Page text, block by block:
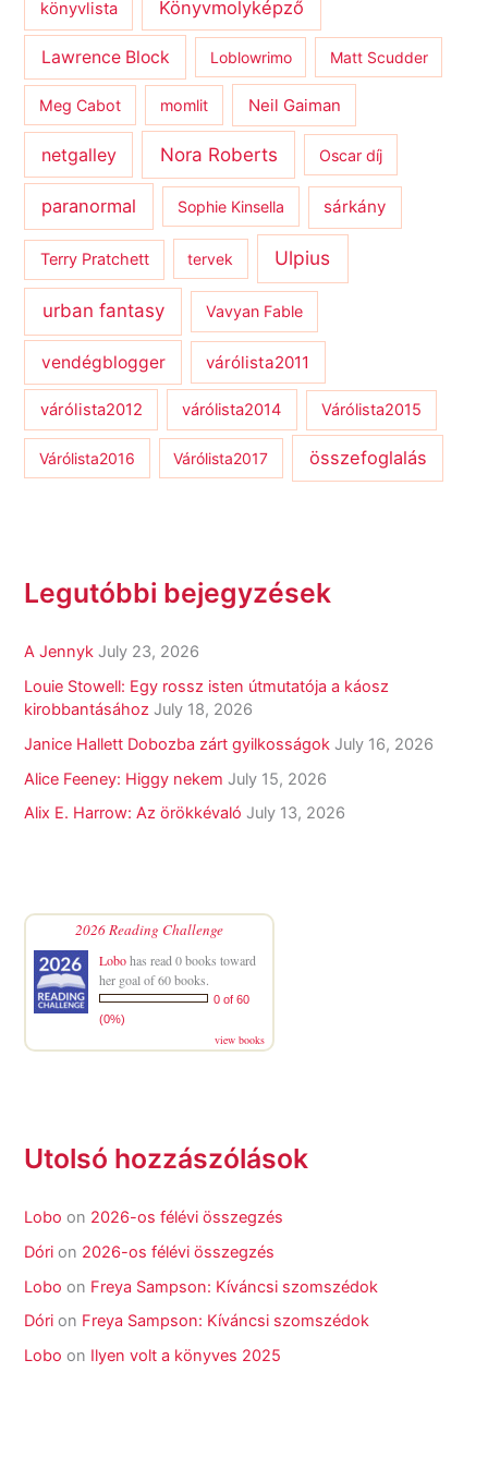
könyvlista Könyvmolyképző
Lawrence Block Loblowrimo Matt Scudder
Meg Cabot momlit Neil Gaiman
netgalley Nora Roberts Oscar díj
paranormal Sophie Kinsella sárkány
Terry Pratchett tervek Ulpius
urban fantasy Vavyan Fable
vendégblogger várólista2011
várólista2012 várólista2014 Várólista2015
Várólista2016 Várólista2017 összefoglalás
Legutóbbi bejegyzések
A Jennyk July 23, 2026
Louie Stowell: Egy ​rossz isten útmutatója a káosz
kirobbantásához July 18, 2026
Janice Hallett Dobozba zárt gyilkosságok July 16, 2026
Alice Feeney: Higgy nekem July 15, 2026
Alix E. Harrow: Az örökkévaló July 13, 2026
2026 Reading Challenge
Lobohas read 0 books toward
her goal of 60 books.
0 of 60
(0%)
view books
Utolsó hozzászólások
Lobo on 2026-os félévi összegzés
Dóri on 2026-os félévi összegzés
Lobo on Freya Sampson: Kíváncsi szomszédok
Dóri on Freya Sampson: Kíváncsi szomszédok
Lobo on Ilyen volt a könyves 2025